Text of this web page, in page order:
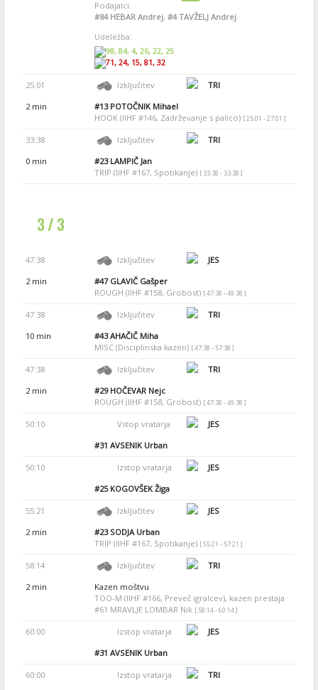
Podajalci:
#84HEBAR Andrej, #4TAVŽELJ Andrej
Udeležba:
98, 84, 4, 26, 22, 25
71, 24, 15, 81, 32
25:01 Izključitev
TRI
2 min
#13POTOČNIK Mihael
HOOK (IIHF #146, Zadrževanje s palico) [ 25:01 - 27:01 ]
33:38 Izključitev
TRI
0 min
#23LAMPIČ Jan
TRIP (IIHF #167, Spotikanje) [ 33:38 - 33:38 ]
3 / 3
47:38 Izključitev
JES
2 min
#47GLAVIČ Gašper
ROUGH (IIHF #158, Grobost) [ 47:38 - 49:38 ]
47:38 Izključitev
TRI
10 min
#43AHAČIČ Miha
MISC (Disciplinska kazen) [ 47:38 - 57:38 ]
47:38 Izključitev
TRI
2 min
#29HOČEVAR Nejc
ROUGH (IIHF #158, Grobost) [ 47:38 - 49:38 ]
50:10 Vstop vratarja
JES
#31 AVSENIK Urban
50:10 Izstop vratarja
JES
#25KOGOVŠEK Žiga
55:21 Izključitev
JES
2 min
#23SODJA Urban
TRIP (IIHF #167, Spotikanje) [ 55:21 - 57:21 ]
58:14 Izključitev
TRI
2 min
Kazen moštvu
TOO-M (IIHF #166, Preveč igralcev), kazen prestaja
#61 MRAVLJE LOMBAR Nik [ 58:14 - 60:14 ]
60:00 Izstop vratarja
JES
#31 AVSENIK Urban
60:00 Izstop vratarja
TRI